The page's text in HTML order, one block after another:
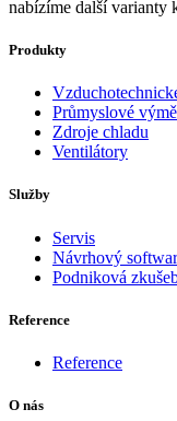
nabízíme další varianty
Produkty
Průmyslové
Zdroje chladu
Ventilátory
Služby
Servis
Návrhový
Podniková
Reference
Reference
O nás